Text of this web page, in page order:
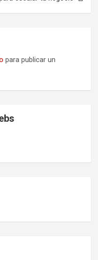
para publicar un